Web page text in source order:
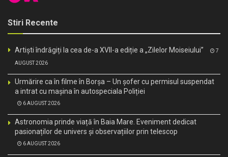
Stiri Recente
Artiști îndrăgiți la cea de-a XVII-a ediție a „Zilelor Moiseiului” 7
AUGUST 2026
Urmărire ca în filme în Borșa – Un șofer cu permisul suspendat
a intrat cu mașina în autospeciala Poliției
6 AUGUST 2026
Astronomia prinde viață în Baia Mare. Eveniment dedicat
pasionaților de univers și observațiilor prin telescop
6 AUGUST 2026